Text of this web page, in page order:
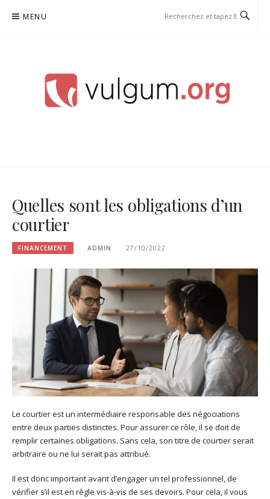
MENU
Quelles sont les obligations d’un
courtier
FINANCEMENT ADMIN 27/10/2022
Le courtier est un intermédiaire responsable des négociations
entre deux parties distinctes. Pour assurer ce rôle, il se doit de
remplir certaines obligations. Sans cela, son titre de courtier serait
arbitraire ou ne lui serait pas attribué.
Il est donc important avant d’engager un tel professionnel, de
vérifier s’il est en règle vis-à-vis de ses devoirs. Pour cela, il vous